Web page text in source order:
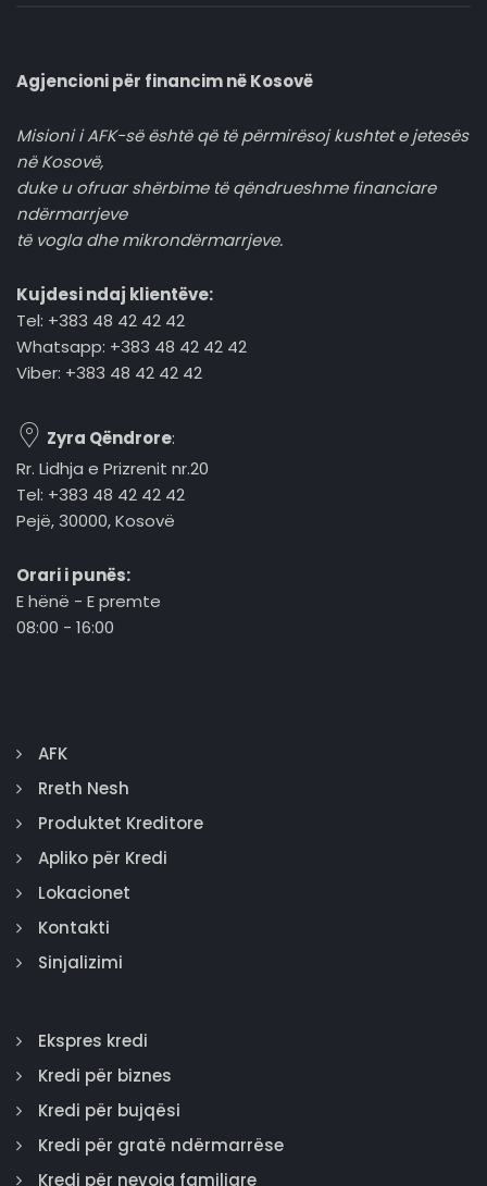
Agjencioni për financim në Kosovë
Misioni i AFK-së është që të përmirësoj kushtet e jetesës
në Kosovë,
duke u ofruar shërbime të qëndrueshme financiare
ndërmarrjeve
të vogla dhe mikrondërmarrjeve.
Kujdesi ndaj klientëve:
Tel: +383 48 42 42 42
Whatsapp: +383 48 42 42 42
Viber: +383 48 42 42 42
Zyra Qëndrore:
Rr. Lidhja e Prizrenit nr.20
Tel: +383 48 42 42 42
Pejë, 30000, Kosovë
Orari i punës:
E hënë - E premte
08:00 - 16:00
AFK
Rreth Nesh
Produktet Kreditore
Apliko për Kredi
Lokacionet
Kontakti
Sinjalizimi
Ekspres kredi
Kredi për biznes
Kredi për bujqësi
Kredi për gratë ndërmarrëse
Kredi për nevoja familjare